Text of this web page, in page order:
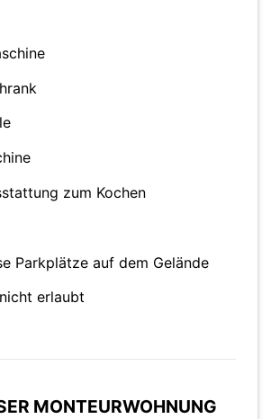
zum Kochen
Parkplätze auf dem Gelände
erlaubt
MONTEURWOHNUNG